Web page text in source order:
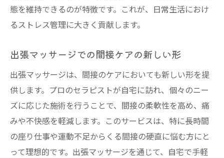
態を維持できるのが特徴です。これが、日常生活におけ
るストレス管理に大きく貢献します。
出張マッサージでの間接ケアの新しい形
出張マッサージは、間接のケアにおいても新しい形を提
供します。プロのセラピストが自宅に訪れ、個々のニー
ズに応じた施術を行うことで、間接の柔軟性を高め、痛
みや不快感を軽減します。このサービスは、特に長時間
の座り仕事や運動不足からくる間接の硬直に悩む方にと
って理想的です。出張マッサージを通じて、自宅で手軽